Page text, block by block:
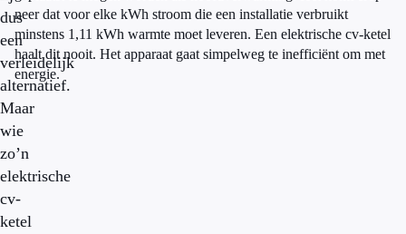
dus
een
verleidelijk
alternatief.
Maar
wie
zo’n
elektrische
cv-
ketel
neer dat voor elke kWh stroom die een installatie verbruikt
minstens 1,11 kWh warmte moet leveren. Een elektrische cv-ketel
haalt dit nooit. Het apparaat gaat simpelweg te inefficiënt om met
energie.